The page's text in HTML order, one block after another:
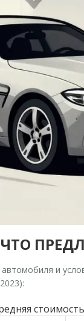
и